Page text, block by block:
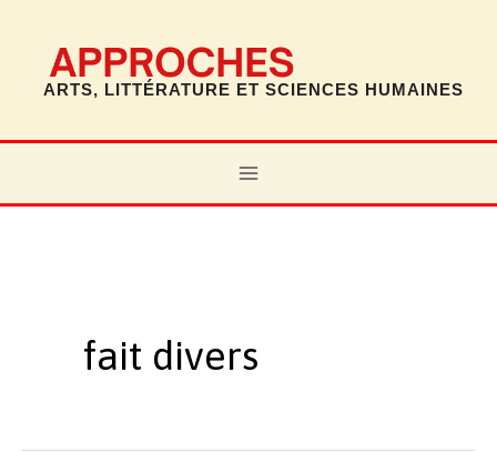
contenu
ARTS, LITTÉRATURE ET SCIENCES HUMAINES
MAIN
fait divers